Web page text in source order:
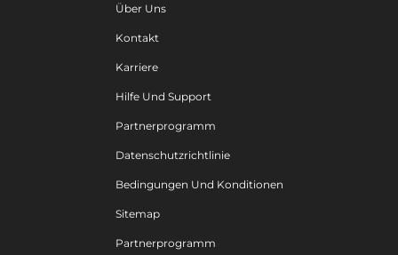
Über Uns
Kontakt
Karriere
Hilfe Und Support
Partnerprogramm
Datenschutzrichtlinie
Bedingungen Und Konditionen
Sitemap
Partnerprogramm